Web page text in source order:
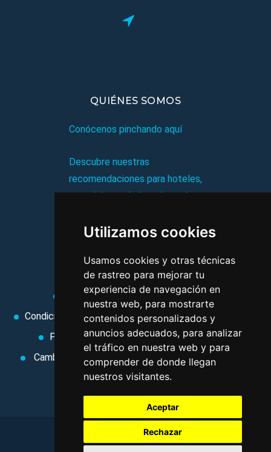
Utilizamos cookies
Usamos cookies y otras técnicas
de rastreo para mejorar tu
experiencia de navegación en
nuestra web, para mostrarte
contenidos personalizados y
anuncios adecuados, para analizar
el tráfico en nuestra web y para
comprender de donde llegan
nuestros visitantes.
Aceptar
Rechazar
QUIÉNES SOMOS
Conócenos pinchando aquí
Descubre nuestras
recomendaciones para hoteles,
complejos turísticos, hostales,
viajes, y mucho más!
MI AGENCIA
Aviso legal
Condiciones de uso
Condiciones Generales
Ley de Viajes Combinados
Política de privacidad
Uso de cookies
Cambiar preferencias de cookies
Area privada
Contacto